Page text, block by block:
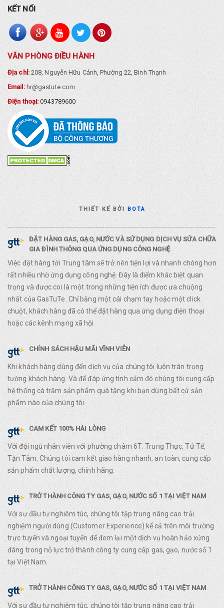
KẾT NỐI
VĂN PHÒNG ĐIỀU HÀNH
Địa chỉ:208, Nguyễn Hữu Cảnh, Phường 22, Bình Thạnh
Email:hr@gastute.com
Điện thoại:0943789600
THIẾT KẾ BỞIBOTA
ĐẶT HÀNG GAS, GẠO, NƯỚC VÀ SỬ DỤNG DỊCH VỤ SỬA CHỮA
GIA ĐÌNH THÔNG QUA ỨNG DỤNG CÔNG NGHỆ
Việc đặt hàng tới Trung tâm sẽ trở nên tiện lợi và nhanh chóng hơn
rất nhiều nhờ ứng dụng công nghệ. Đây là điểm khác biệt quan
trọng và được coi là một trong những tiện ích được ưa chuộng
nhất của GasTuTe. Chỉ bằng một cái chạm tay hoặc một click
chuột, khách hàng đã có thể đặt hàng qua ứng dụng điện thoại
hoặc các kênh mạng xã hội
CHÍNH SÁCH HẬU MÃI VĨNH VIỄN
Khi khách hàng dùng đến dịch vụ của chúng tôi luôn trân trọng
tường khách hàng. Và để đáp ứng tình cảm đó chúng tôi cung cấp
hệ thống cà trăm sản phẩm quà tặng khi bạn dùng bất cứ sản
phẩm nào của chúng tôi.
CAM KẾT 100% HÀI LÒNG
Với đội ngũ nhân viên với phường châm 6T: Trung Thực, Tử Tế,
Tận Tâm. Chúng tôi cam kết giao hàng nhanh, an toàn, cung cấp
sản phẩm chất lượng, chính hãng.
TRỞ THÀNH CÔNG TY GAS, GẠO, NƯỚC SỐ 1 TẠI VIỆT NAM
Với sự đầu tư nghiêm túc, chúng tôi tập trung nâng cao trải
nghiệm người dùng (Customer Experience) kể cả trên môi trường
trực tuyến và ngoại tuyến để đem lại một dịch vụ hoàn hảo xứng
đáng trong nỗ lực trở thành công ty cung cấp gas, gạo, nước số 1
tại Việt Nam.
TRỞ THÀNH CÔNG TY GAS, GẠO, NƯỚC SỐ 1 TẠI VIỆT NAM
Với sự đầu tư nghiêm túc, chúng tôi tập trung nâng cao trải